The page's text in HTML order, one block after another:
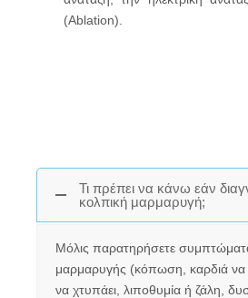
(Ablation).
Τι πρέπει να κάνω εάν
κολπική μαρμαρυγή;
Μόλις παρατηρήσετε
μαρμαρυγής (κόπωση, καρδιά να
να χτυπάει, λιποθυμία ή ζάλη,